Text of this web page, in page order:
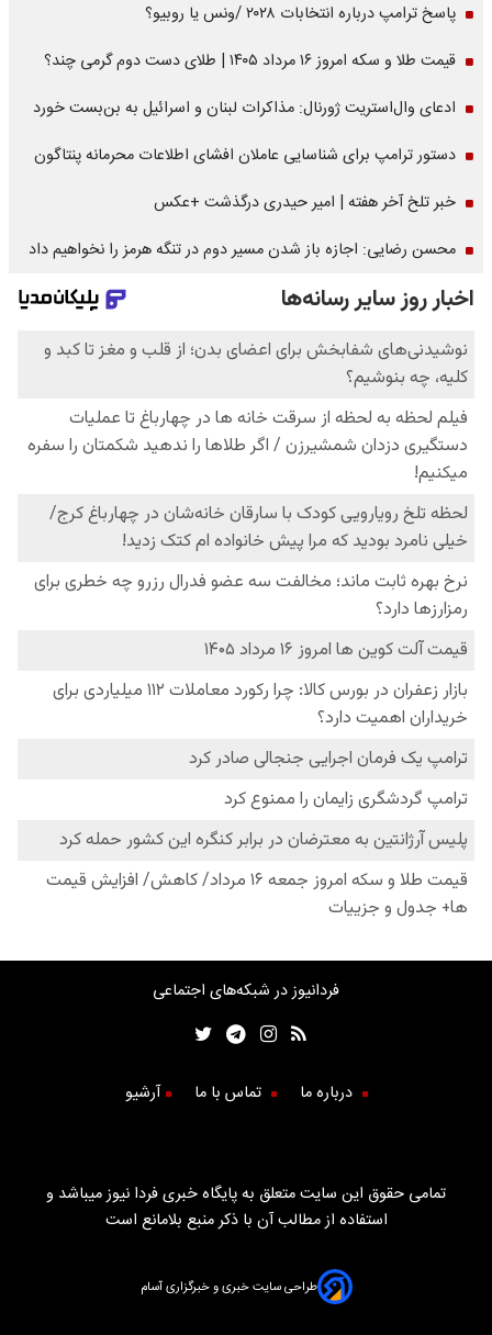
پاسخ ترامپ درباره انتخابات ۲۰۲۸ /ونس یا روبیو؟
قیمت طلا و سکه امروز ۱۶ مرداد ۱۴۰۵ | طلای دست دوم گرمی چند؟
ادعای وال‌استریت ژورنال: مذاکرات لبنان و اسرائیل به بن‌بست خورد
دستور ترامپ برای شناسایی عاملان افشای اطلاعات محرمانه پنتاگون
خبر تلخ آخر هفته | امیر حیدری درگذشت +عکس
محسن رضایی: اجازه باز شدن مسیر دوم در تنگه هرمز را نخواهیم داد
فردانیوز در شبکه‌های اجتماعی
درباره ما تماس با ما آرشیو
تمامی حقوق این سایت متعلق به پایگاه خبری فردا نیوز میباشد و
استفاده از مطالب آن با ذکر منبع بلامانع است
طراحی سایت خبری و خبرگزاری آسام